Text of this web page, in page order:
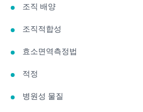
조직 배양
조직적합성
효소면역측정법
적정
병원성 물질